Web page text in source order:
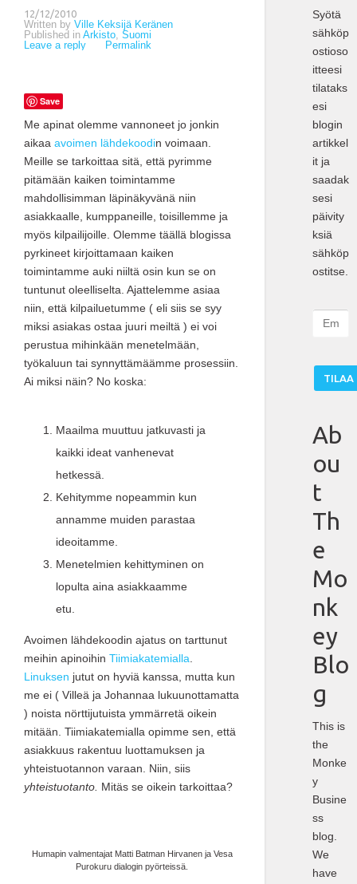
12/12/2010
Written by Ville Keksijä Keränen
Published in Arkisto, Suomi
Leave a reply
Permalink
Save
Me apinat olemme vannoneet jo jonkin
aikaa avoimen lähdekoodin voimaan.
Meille se tarkoittaa sitä, että pyrimme
pitämään kaiken toimintamme
mahdollisimman läpinäkyvänä niin
asiakkaalle, kumppaneille, toisillemme ja
myös kilpailijoille. Olemme täällä blogissa
pyrkineet kirjoittamaan kaiken
toimintamme auki niiltä osin kun se on
tuntunut oleelliselta. Ajattelemme asiaa
niin, että kilpailuetumme ( eli siis se syy
miksi asiakas ostaa juuri meiltä ) ei voi
perustua mihinkään menetelmään,
työkaluun tai synnyttämäämme prosessiin.
Ai miksi näin? No koska:
Maailma muuttuu jatkuvasti ja
kaikki ideat vanhenevat
hetkessä.
Kehitymme nopeammin kun
annamme muiden parastaa
ideoitamme.
Menetelmien kehittyminen on
lopulta aina asiakkaamme
etu.
Avoimen lähdekoodin ajatus on tarttunut
meihin apinoihin Tiimiakatemialla
Linuksen jutut on hyviä kanssa, mutta kun
me ei ( Villeä ja Johannaa lukuunottamatta
) noista nörttijutuista ymmärretä oikein
mitään. Tiimiakatemialla opimme sen, että
asiakkuus rakentuu luottamuksen ja
yhteistuotannon varaan. Niin, siis
yhteistuotanto. Mitäs se oikein tarkoittaa?
Humapin valmentajat Matti Batman Hirvanen ja Vesa
Purokuru dialogin pyörteissä.
Syötä
sähköp
ostioso
itteesi
tilataks
esi
blogin
artikkel
it ja
saadak
sesi
päivity
ksiä
sähköp
ostitse.
l
Ab
ou
t
Th
e
Mo
nk
ey
Blo
g
This is
the
Monke
y
Busine
ss
blog.
We
have